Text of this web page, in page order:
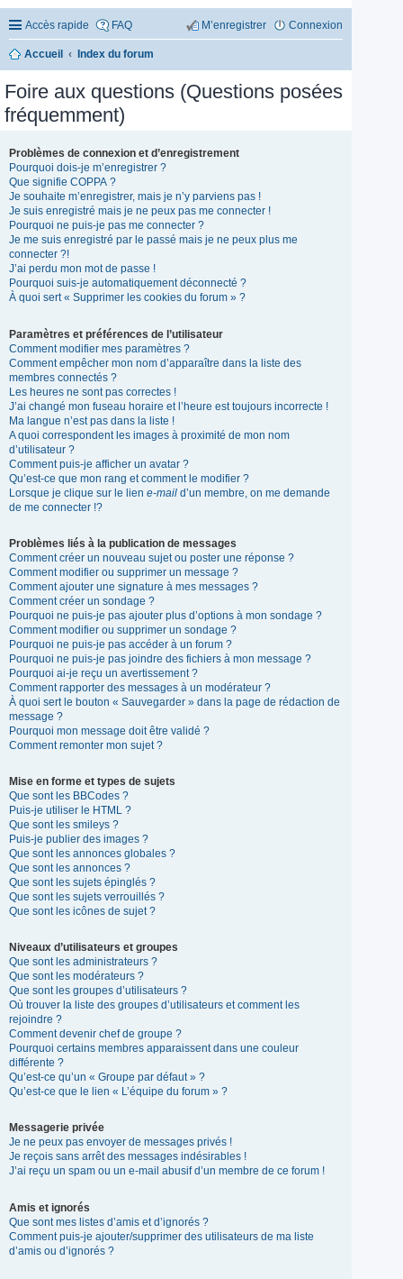
Accès rapide FAQ Connexion
M’enregistrer
Accueil Index du forum
Foire aux questions (Questions posées
fréquemment)
Problèmes de connexion et d’enregistrement
Pourquoi dois-je m’enregistrer ?
Que signifie COPPA ?
Je souhaite m’enregistrer, mais je n’y parviens pas !
Je suis enregistré mais je ne peux pas me connecter !
Pourquoi ne puis-je pas me connecter ?
Je me suis enregistré par le passé mais je ne peux plus me
connecter ?!
J’ai perdu mon mot de passe !
Pourquoi suis-je automatiquement déconnecté ?
À quoi sert « Supprimer les cookies du forum » ?
Paramètres et préférences de l’utilisateur
Comment modifier mes paramètres ?
Comment empêcher mon nom d’apparaître dans la liste des
membres connectés ?
Les heures ne sont pas correctes !
J’ai changé mon fuseau horaire et l’heure est toujours incorrecte !
Ma langue n’est pas dans la liste !
A quoi correspondent les images à proximité de mon nom
d’utilisateur ?
Comment puis-je afficher un avatar ?
Qu’est-ce que mon rang et comment le modifier ?
Lorsque je clique sur le lien e-mail d’un membre, on me demande
de me connecter !?
Problèmes liés à la publication de messages
Comment créer un nouveau sujet ou poster une réponse ?
Comment modifier ou supprimer un message ?
Comment ajouter une signature à mes messages ?
Comment créer un sondage ?
Pourquoi ne puis-je pas ajouter plus d’options à mon sondage ?
Comment modifier ou supprimer un sondage ?
Pourquoi ne puis-je pas accéder à un forum ?
Pourquoi ne puis-je pas joindre des fichiers à mon message ?
Pourquoi ai-je reçu un avertissement ?
Comment rapporter des messages à un modérateur ?
À quoi sert le bouton « Sauvegarder » dans la page de rédaction de
message ?
Pourquoi mon message doit être validé ?
Comment remonter mon sujet ?
Mise en forme et types de sujets
Que sont les BBCodes ?
Puis-je utiliser le HTML ?
Que sont les smileys ?
Puis-je publier des images ?
Que sont les annonces globales ?
Que sont les annonces ?
Que sont les sujets épinglés ?
Que sont les sujets verrouillés ?
Que sont les icônes de sujet ?
Niveaux d’utilisateurs et groupes
Que sont les administrateurs ?
Que sont les modérateurs ?
Que sont les groupes d’utilisateurs ?
Où trouver la liste des groupes d’utilisateurs et comment les
rejoindre ?
Comment devenir chef de groupe ?
Pourquoi certains membres apparaissent dans une couleur
différente ?
Qu’est-ce qu’un « Groupe par défaut » ?
Qu’est-ce que le lien « L’équipe du forum » ?
Messagerie privée
Je ne peux pas envoyer de messages privés !
Je reçois sans arrêt des messages indésirables !
J’ai reçu un spam ou un e-mail abusif d’un membre de ce forum !
Amis et ignorés
Que sont mes listes d’amis et d’ignorés ?
Comment puis-je ajouter/supprimer des utilisateurs de ma liste
d’amis ou d’ignorés ?